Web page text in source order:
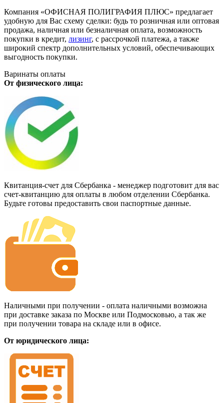
Компания «ОФИСНАЯ ПОЛИГРАФИЯ ПЛЮС» предлагает
удобную для Вас схему сделки: будь то розничная или оптовая
продажа, наличная или безналичная оплата, возможность
покупки в кредит, лизинг, с рассрочкой платежа, а также
широкий спектр дополнительных условий, обеспечивающих
выгодность покупки.
Варинаты оплаты
От физического лица:
Квитанция-счет для Сбербанка - менеджер подготовит для вас
счет-квитанцию для оплаты в любом отделении Сбербанка.
Будьте готовы предоставить свои паспортные данные.
Наличными при получении - оплата наличными возможна
при доставке заказа по Москве или Подмосковью, а так же
при получении товара на складе или в офисе.
От юридического лица: